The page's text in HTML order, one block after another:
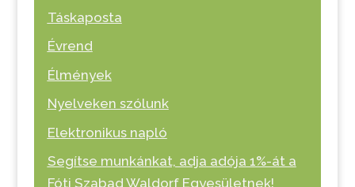
Táskaposta
Évrend
Élmények
Nyelveken szólunk
Elektronikus napló
Segítse munkánkat, adja adója 1%-át a
Fóti Szabad Waldorf Egyesületnek!